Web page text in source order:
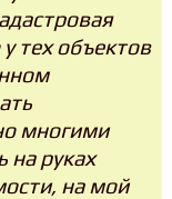
тех объектов
многими
на руках
на мой